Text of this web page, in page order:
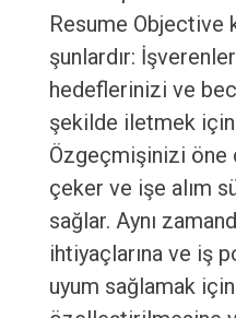
Resume Objective
şunlardır:
hedeflerinizi ve
şekilde iletmek
Özgeçmişinizi öne
çeker ve işe alım
sağlar. Aynı
ihtiyaçlarına ve iş
uyum sağlamak